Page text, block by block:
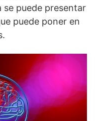
se puede presentar
puede poner en